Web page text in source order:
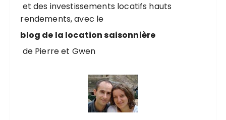
:
et des investissements locatifs hauts
rendements, avec le
blog de la location saisonnière
de Pierre et Gwen